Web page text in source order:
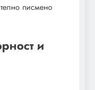
писмено
и